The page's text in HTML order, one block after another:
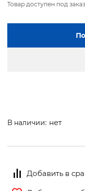
Товар доступен под заказ
В наличии: нет
Добавить в